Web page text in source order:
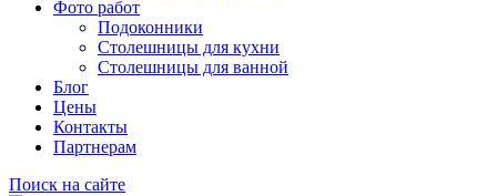
Фото работ
Подоконники
Столешницы для кухни
Столешницы для ванной
Блог
Цены
Контакты
Партнерам
Поиск на сайте